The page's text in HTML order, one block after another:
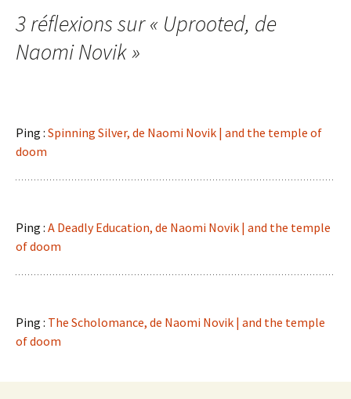
articles
3 réflexions sur « Uprooted, de
Naomi Novik»
Ping : Spinning Silver, de Naomi Novik | and the temple of
doom
Ping : A Deadly Education, de Naomi Novik | and the temple
of doom
Ping : The Scholomance, de Naomi Novik | and the temple
of doom